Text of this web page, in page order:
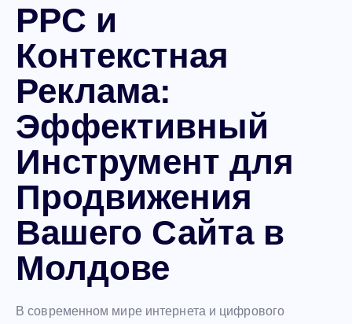
PPC и
Контекстная
Реклама:
Эффективный
Инструмент для
Продвижения
Вашего Сайта в
Молдове
В современном мире интернета и цифрового